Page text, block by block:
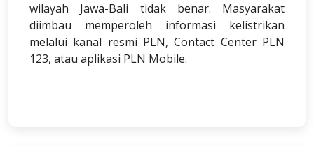
wilayah Jawa-Bali tidak benar. Masyarakat
diimbau memperoleh informasi kelistrikan
melalui kanal resmi PLN, Contact Center PLN
123, atau aplikasi PLN Mobile.